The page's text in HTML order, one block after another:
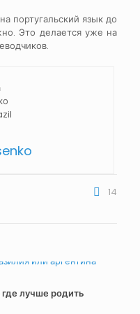
португальский язык до
Это делается уже на
14
лучше родить